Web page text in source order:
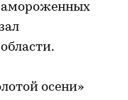
осени»